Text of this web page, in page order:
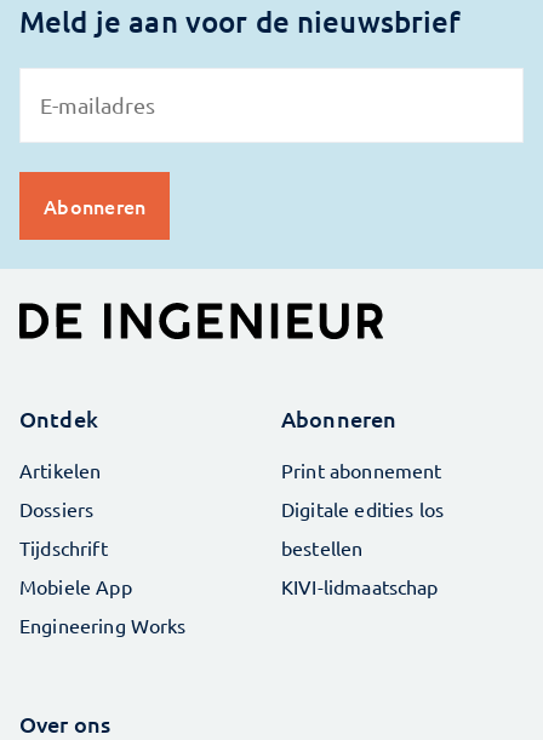
Meld je aan voor de nieuwsbrief
Ontdek
Artikelen
Dossiers
Tijdschrift
Mobiele App
Engineering Works
Abonneren
Print abonnement
Digitale edities los
bestellen
KIVI-lidmaatschap
Over ons